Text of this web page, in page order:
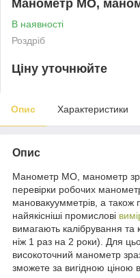
Манометр МО,
В наявності
Роздріб
Ціну уточнюйте
Опис Характеристики
Опис
Манометр МО, манометр
перевірки робочих
мановакуумметрів, а також
найякісніші промислові
вимагають калібрування та
ніж 1 раз на 2 роки). Для
високоточний манометр
зможете за вигідною ціною